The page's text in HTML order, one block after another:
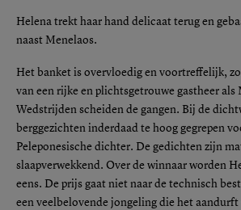
Helena trekt haar hand delicaat terug en
naast Menelaos.
Het banket is overvloedig en voortreffelijk,
van een rijke en plichtsgetrouwe gastheer als
Wedstrijden scheiden de gangen. Bij de
berggezichten inderdaad te hoog gegrepen
Peleponesische dichter. De gedichten zijn
slaapverwekkend. Over de winnaar worden
eens. De prijs gaat niet naar de technisch
een veelbelovende jongeling die het aandurft